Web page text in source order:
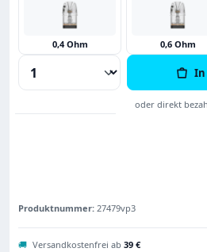
0,4 Ohm 0,6 Ohm
Produkt Anzahl: Gib In
Produktnummer: 27479vp3
🚚 Versandkostenfrei ab 39 €